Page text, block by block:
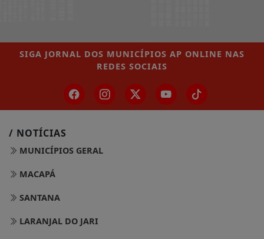
SIGA JORNAL DOS MUNICÍPIOS AP ONLINE NAS
REDES SOCIAIS
/ NOTÍCIAS
MUNICÍPIOS GERAL
MACAPÁ
SANTANA
LARANJAL DO JARI